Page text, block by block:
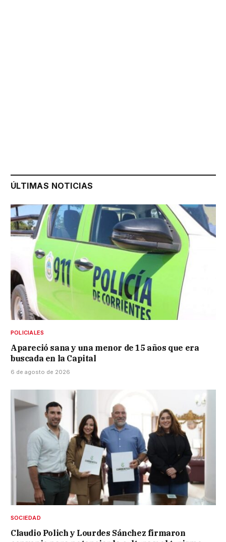
ÚLTIMAS NOTICIAS
POLICIALES
Apareció sana y una menor de 15 años que era
buscada en la Capital
6 de agosto de 2026
SOCIEDAD
Claudio Polich y Lourdes Sánchez firmaron